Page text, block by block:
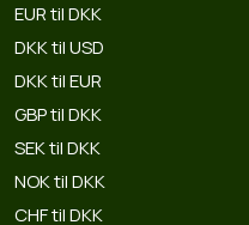
EUR til DKK
DKK til USD
DKK til EUR
GBP til DKK
SEK til DKK
NOK til DKK
CHF til DKK